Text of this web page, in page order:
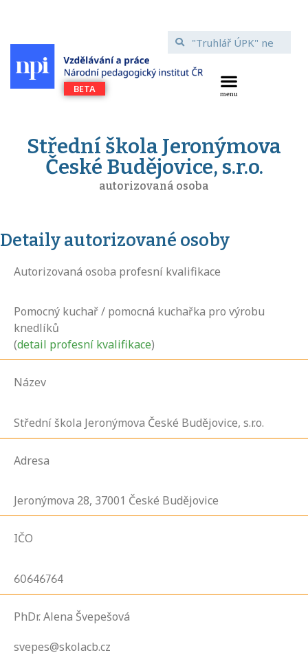
Střední škola Jeronýmova
České Budějovice, s.r.o.
autorizovaná osoba
Detaily autorizované osoby
Autorizovaná osoba profesní kvalifikace
Pomocný kuchař / pomocná kuchařka pro výrobu
knedlíků
(detail profesní kvalifikace)
Název
Střední škola Jeronýmova České Budějovice, s.r.o.
Adresa
Jeronýmova 28, 37001 České Budějovice
IČO
60646764
PhDr. Alena Švepešová
svepes@skolacb.cz